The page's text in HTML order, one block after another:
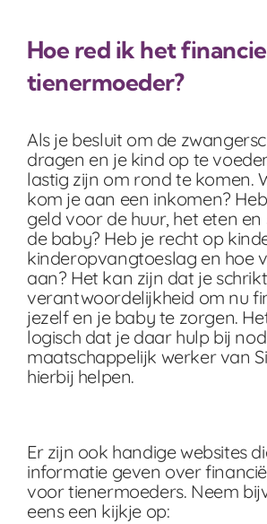
Hoe red ik het
tienermoeder?
Als je besluit om de
dragen en je kind op te
lastig zijn om rond te komen.
kom je aan een inkomen?
geld voor de huur, het eten
de baby? Heb je recht op
kinderopvangtoeslag en hoe
aan? Het kan zijn dat je
verantwoordelijkheid om nu
jezelf en je baby te zorgen.
logisch dat je daar hulp bij
maatschappelijk werker van
hierbij helpen.
Er zijn ook handige websites
informatie geven over
voor tienermoeders. Neem
eens een kijkje op: